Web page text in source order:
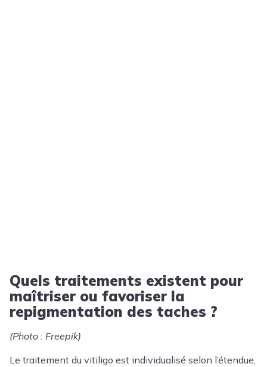
Quels traitements existent pour
maîtriser ou favoriser la
repigmentation des taches ?
(Photo : Freepik)
Le traitement du vitiligo est individualisé selon l’étendue,